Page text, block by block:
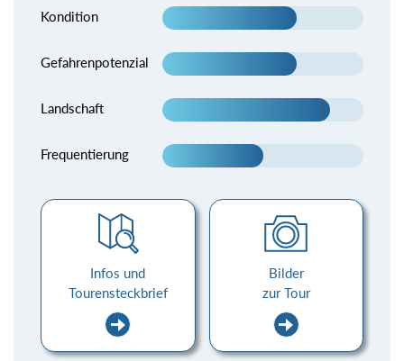
Kondition
Gefahrenpotenzial
Landschaft
Frequentierung
Infos und
Tourensteckbrief
Bilder
zur Tour